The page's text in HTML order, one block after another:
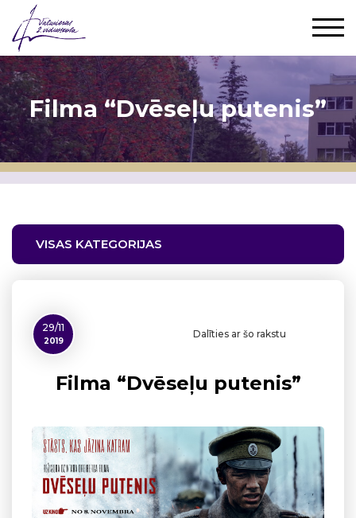
Filma “Dvēseļu putenis”
VISAS KATEGORIJAS
29/11
2019
Dalīties ar šo rakstu
Filma “Dvēseļu putenis”